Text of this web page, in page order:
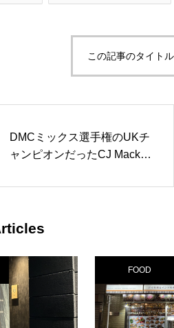
この記事のタイト
DMCミックス選手権のUKチ
ャンピオンだったCJ Mackint
中でも、R&Bテイストが好
FOOD